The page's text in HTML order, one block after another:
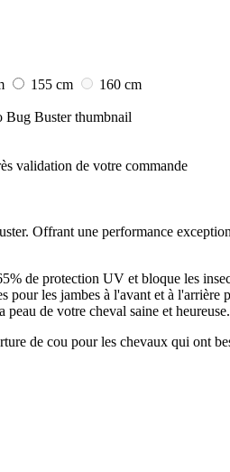
155 cm
160 cm
validation de votre commande
Offrant une performance
de protection UV et bloque les
pour les jambes à l'avant et à
de votre cheval saine et heureuse.
de cou pour les chevaux qui ont